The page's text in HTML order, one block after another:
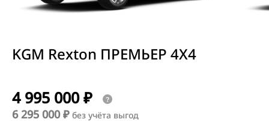
KGM Rexton ПРЕМЬЕР 4X4
4 995 000 ₽
6 295 000 ₽ без учёта выгод